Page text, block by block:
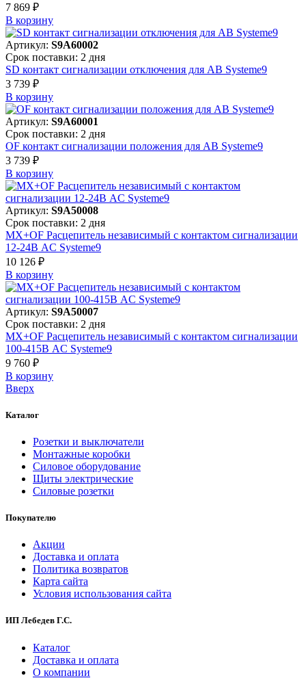
7 869 ₽
В корзинy
Артикул: S9A60002
Срок поставки: 2 дня
SD контакт сигнализации отключения для АВ Systeme9
3 739 ₽
В корзинy
Артикул: S9A60001
Срок поставки: 2 дня
OF контакт сигнализации положения для АВ Systeme9
3 739 ₽
В корзинy
Артикул: S9A50008
Срок поставки: 2 дня
MX+OF Расцепитель независимый с контактом сигнализации
12-24В AC Systeme9
10 126 ₽
В корзинy
Артикул: S9A50007
Срок поставки: 2 дня
MX+OF Расцепитель независимый с контактом сигнализации
100-415В AC Systeme9
9 760 ₽
В корзинy
Вверх
Каталог
Розетки и выключатели
Монтажные коробки
Силовое оборудование
Щиты электрические
Силовые розетки
Покупателю
Акции
Доставка и оплата
Политика возвратов
Карта сайта
Условия использования сайта
ИП Лебедев Г.С.
Каталог
Доставка и оплата
О компании